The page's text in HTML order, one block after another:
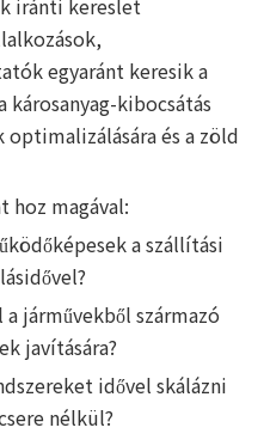
iránti kereslet
egyaránt keresik a
kibocsátás
és a zöld
hoz magával:
a szállítási
járművekből származó
javítására?
idővel skálázni
nélkül?